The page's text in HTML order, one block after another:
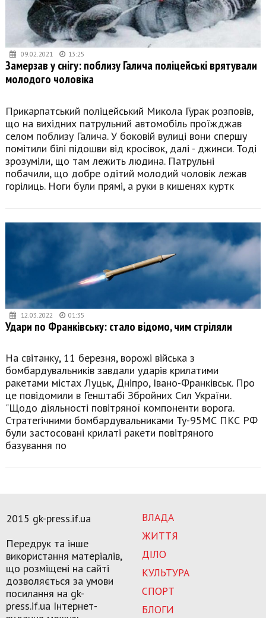
09.02.2021 13:25
Замерзав у снігу: поблизу Галича поліцейські врятували
молодого чоловіка
Прикарпатський поліцейський Микола Гурак розповів,
що на вихідних патрульний автомобіль проїжджав
селом поблизу Галича. У боковій вулиці вони спершу
помітили білі підошви від кросівок, далі - джинси. Тоді
зрозуміли, що там лежить людина. Патрульні
побачили, що добре одітий молодий чоловік лежав
горілиць. Ноги були прямі, а руки в кишенях куртк
12.03.2022 01:35
Удари по Франківську: стало відомо, чим стріляли
На світанку, 11 березня, ворожі війська з
бомбардувальників завдали ударів крилатими
ракетами містах Луцьк, Дніпро, Івано-Франківськ. Про
це повідомили в Генштабі Збройних Сил України.
"Щодо діяльності повітряної компоненти ворога.
Стратегічними бомбардувальниками Ту-95МС ПКС РФ
були застосовані крилаті ракети повітряного
базування по
ВЛАДА
ЖИТТЯ
ДІЛО
КУЛЬТУРА
СПОРТ
БЛОГИ
2015 gk-press.if.ua
Передрук та інше
використання матеріалів,
що розміщені на сайті
дозволяється за умови
посилання на gk-
press.if.ua Інтернет-